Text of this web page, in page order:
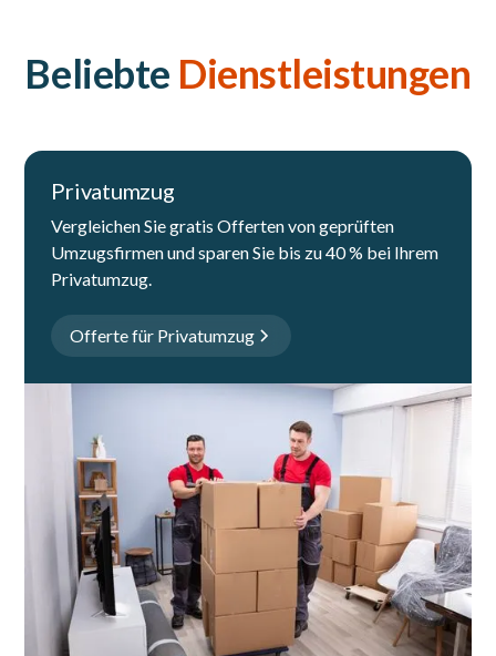
Beliebte Dienstleistungen
Privatumzug
Vergleichen Sie gratis Offerten von geprüften
Umzugsfirmen und sparen Sie bis zu 40 % bei Ihrem
Privatumzug.
Offerte für Privatumzug